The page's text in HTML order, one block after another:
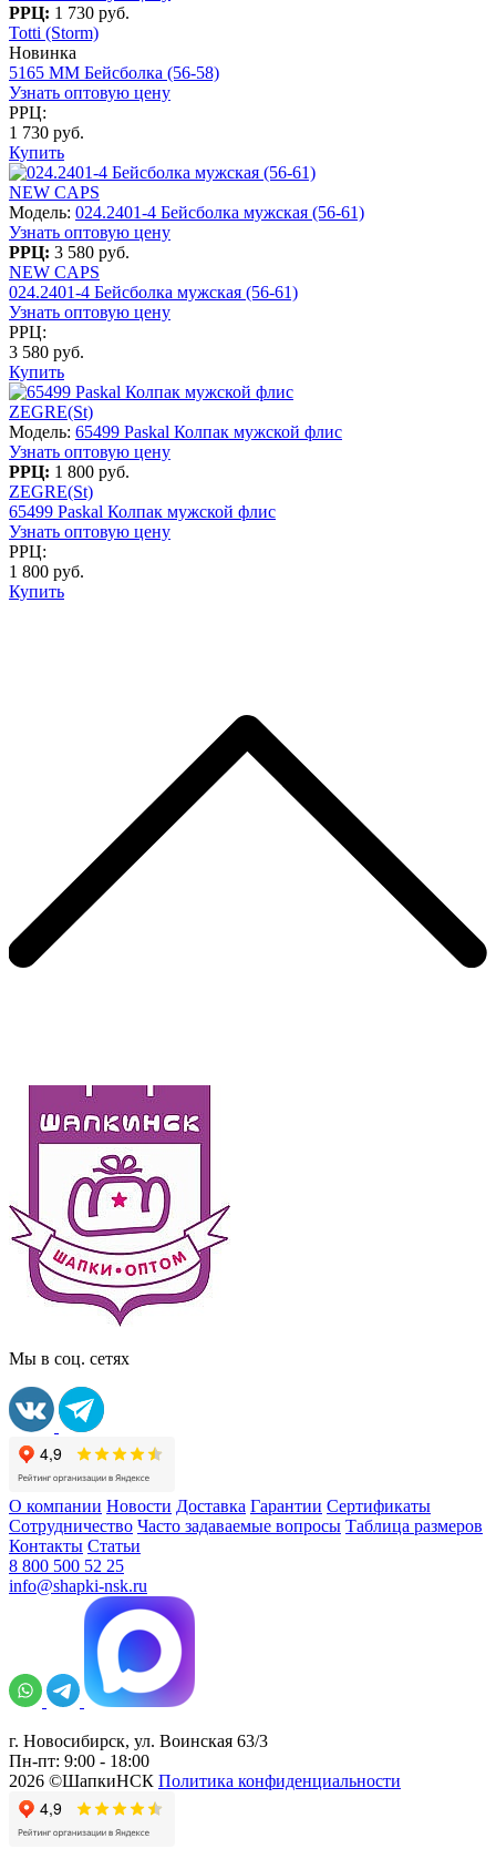
РРЦ: 1 730 руб.
Totti (Storm)
Новинка
5165 MM Бейсболка (56-58)
Узнать оптовую цену
РРЦ:
1 730 руб.
Купить
NEW CAPS
Модель: 024.2401-4 Бейсболка мужская (56-61)
Узнать оптовую цену
РРЦ: 3 580 руб.
NEW CAPS
024.2401-4 Бейсболка мужская (56-61)
Узнать оптовую цену
РРЦ:
3 580 руб.
Купить
ZEGRE(St)
Модель: 65499 Paskal Колпак мужской флис
Узнать оптовую цену
РРЦ: 1 800 руб.
ZEGRE(St)
65499 Paskal Колпак мужской флис
Узнать оптовую цену
РРЦ:
1 800 руб.
Купить
Мы в соц. сетях
О компании Новости Доставка Гарантии Сертификаты
Сотрудничество Часто задаваемые вопросы Таблица размеров
Контакты Статьи
8 800 500 52 25
info@shapki-nsk.ru
г. Новосибирск, ул. Воинская 63/3
Пн-пт: 9:00 - 18:00
2026 ©ШапкиНСК Политика конфиденциальности